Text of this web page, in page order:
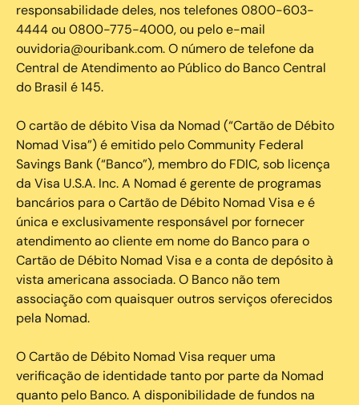
responsabilidade deles, nos telefones 0800-603-
4444 ou 0800-775-4000, ou pelo e-mail
ouvidoria@ouribank.com. O número de telefone da
Central de Atendimento ao Público do Banco Central
do Brasil é 145.
O cartão de débito Visa da Nomad (“Cartão de Débito
Nomad Visa”) é emitido pelo Community Federal
Savings Bank (“Banco”), membro do FDIC, sob licença
da Visa U.S.A. Inc. A Nomad é gerente de programas
bancários para o Cartão de Débito Nomad Visa e é
única e exclusivamente responsável por fornecer
atendimento ao cliente em nome do Banco para o
Cartão de Débito Nomad Visa e a conta de depósito à
vista americana associada. O Banco não tem
associação com quaisquer outros serviços oferecidos
pela Nomad.
O Cartão de Débito Nomad Visa requer uma
verificação de identidade tanto por parte da Nomad
quanto pelo Banco. A disponibilidade de fundos na